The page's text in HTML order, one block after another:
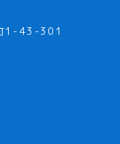
1-43-301